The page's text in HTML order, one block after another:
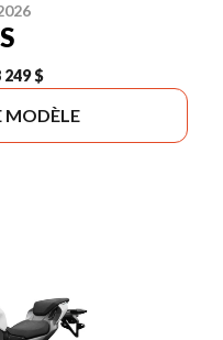
249 $
MODÈLE